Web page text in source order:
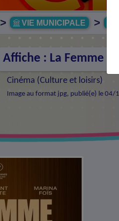
> VIE MUNICIPALE >
Affiche : La Femme la
Cinéma (Culture et loisirs)
Image au format jpg, publié(e) le